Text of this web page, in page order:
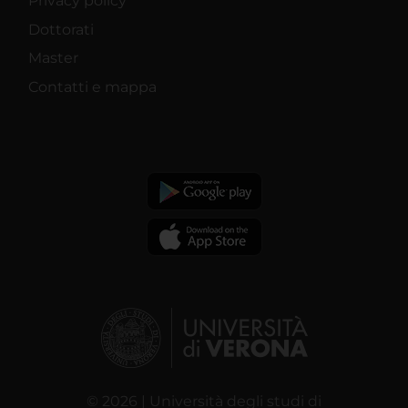
Dottorati
Master
Contatti e mappa
© 2026 | Università degli studi di